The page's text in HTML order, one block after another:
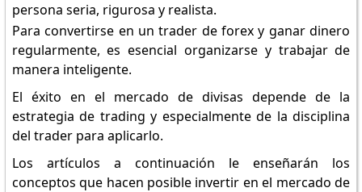
persona seria, rigurosa y realista.
Para convertirse en un trader de forex y ganar dinero
regularmente, es esencial organizarse y trabajar de
manera inteligente.
El éxito en el mercado de divisas depende de la
estrategia de trading y especialmente de la disciplina
del trader para aplicarlo.
Los artículos a continuación le enseñarán los
conceptos que hacen posible invertir en el mercado de